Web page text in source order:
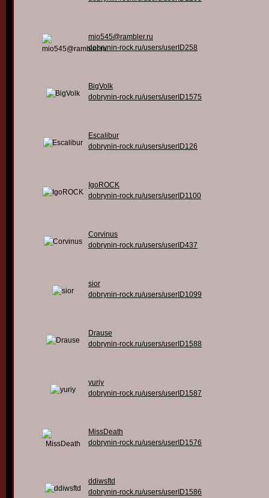
mio545@rambler.ru
dobrynin-rock.ru/users/userID258
BigVolk
dobrynin-rock.ru/users/userID1575
Escalibur
dobrynin-rock.ru/users/userID126
IgoROCK
dobrynin-rock.ru/users/userID1100
Corvinus
dobrynin-rock.ru/users/userID437
sior
dobrynin-rock.ru/users/userID1099
Drause
dobrynin-rock.ru/users/userID1588
yuriy
dobrynin-rock.ru/users/userID1587
MissDeath
dobrynin-rock.ru/users/userID1576
ddiwsftd
dobrynin-rock.ru/users/userID1586